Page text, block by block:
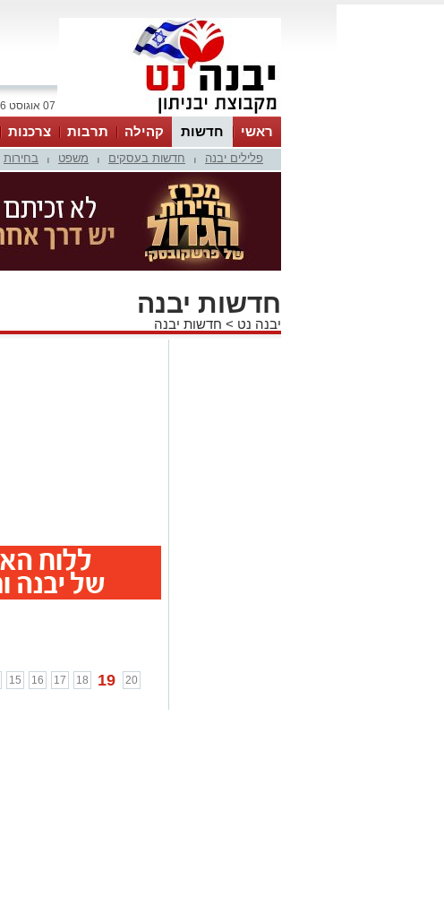
07 אוגוסט 2026 / 06:27
ראשי חדשות קהילה תרבות צרכנות
פלילים יבנה חדשות בעסקים משפט בחירות
חדשות יבנה
יבנה נט > חדשות יבנה
15 16 17 18 19
20